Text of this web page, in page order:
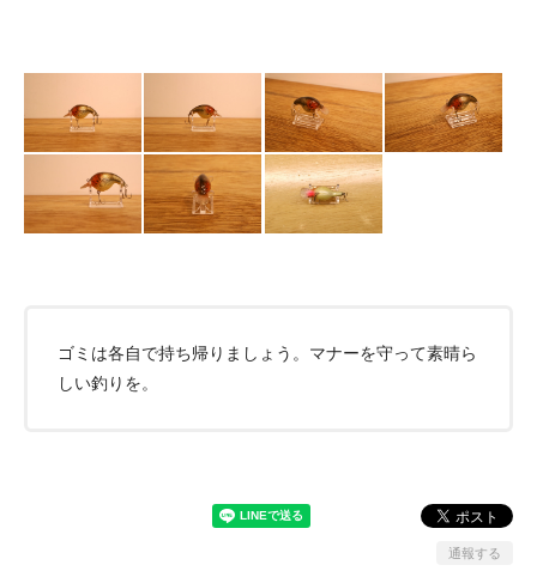
ゴミは各自で持ち帰りましょう。マナーを守って素晴ら
しい釣りを。
通報する